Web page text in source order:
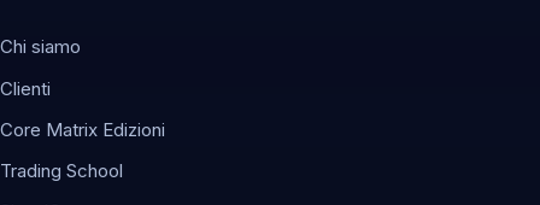
Chi siamo
Clienti
Core Matrix Edizioni
Trading School